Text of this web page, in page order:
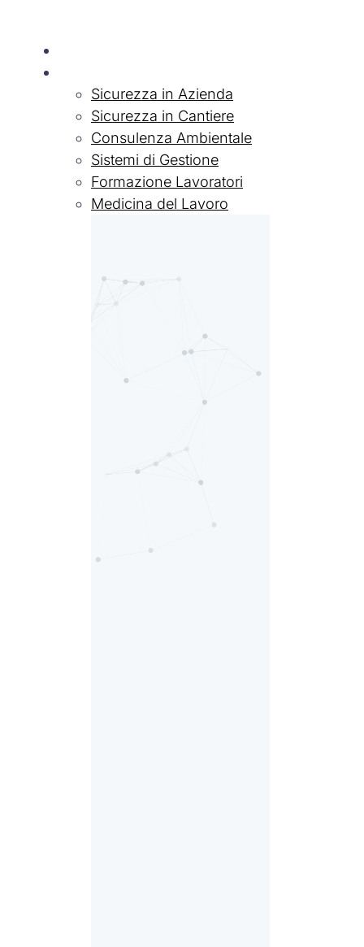
Sicurezza in Azienda
Sicurezza in Cantiere
Consulenza Ambientale
Sistemi di Gestione
Formazione Lavoratori
Medicina del Lavoro